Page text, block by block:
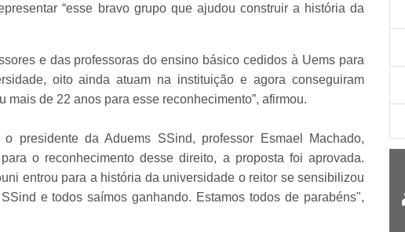
“esse bravo grupo que ajudou construir a história da
e das professoras do ensino básico cedidos à Uems para
oito ainda atuam na instituição e agora conseguiram
mais de 22 anos para esse reconhecimento”, afirmou.
presidente da Aduems SSind, professor Esmael Machado,
o reconhecimento desse direito, a proposta foi aprovada.
entrou para a história da universidade o reitor se sensibilizou
e todos saímos ganhando. Estamos todos de parabéns",